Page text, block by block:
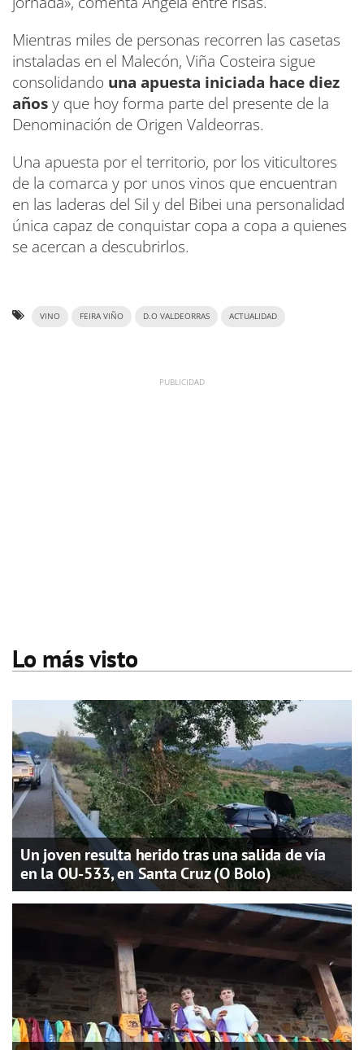
Mientras miles de personas recorren las casetas
instaladas en el Malecón, Viña Costeira sigue
consolidando una apuesta iniciada hace diez
añosy que hoy forma parte del presente de la
Denominación de Origen Valdeorras.
Una apuesta por el territorio, por los viticultores
de la comarca y por unos vinos que encuentran
en las laderas del Sil y del Bibei una personalidad
única capaz de conquistar copa a copa a quienes
se acercan a descubrirlos.
VINO FEIRA VIÑO D.O VALDEORRAS ACTUALIDAD
Lo más visto
Un joven resulta herido tras una salida de vía
en la OU-533, en Santa Cruz (O Bolo)